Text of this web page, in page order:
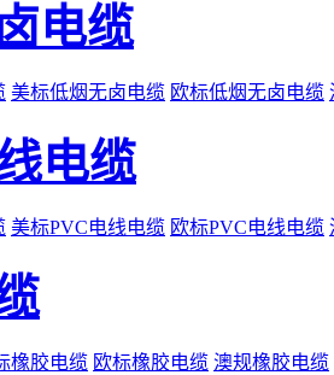
电缆
美标低烟无卤电缆 欧标低烟无卤电缆
电缆
美标PVC电线电缆 欧标PVC电线电缆
橡胶电缆 欧标橡胶电缆 澳规橡胶电缆